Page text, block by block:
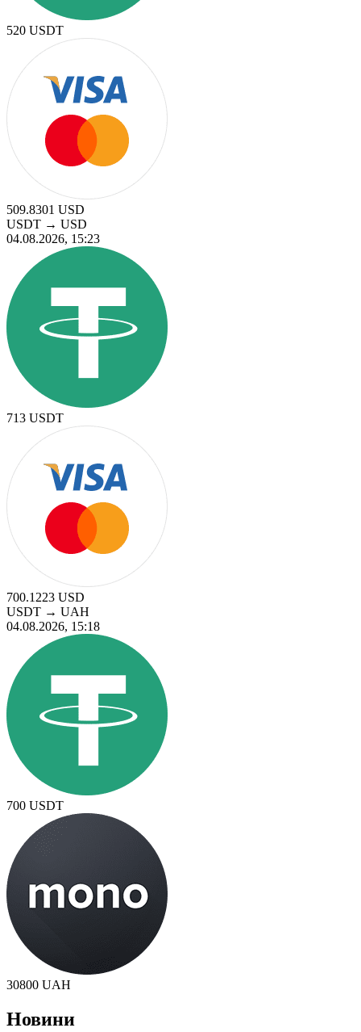
520 USDT
509.8301 USD
USDT → USD
04.08.2026, 15:23
713 USDT
700.1223 USD
USDT → UAH
04.08.2026, 15:18
700 USDT
30800 UAH
Новини